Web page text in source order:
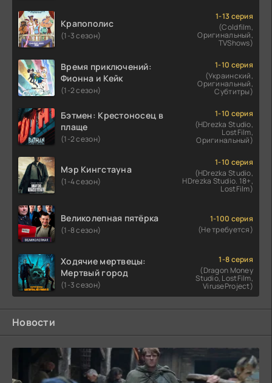
Крапополис
(1-3 сезон)
1-13 серия
(Coldfilm,
Оригинальный,
TVShows)
Время приключений:
Фионна и Кейк
(1-2 сезон)
1-10 серия
(Украинский,
Оригинальный,
Субтитры)
Бэтмен: Крестоносец в
плаще
(1-2 сезон)
1-10 серия
(HDrezka Studio,
LostFilm,
Оригинальный)
Мэр Кингстауна
(1-4 сезон)
1-10 серия
(HDrezka Studio,
HDrezka Studio. 18+,
LostFilm)
Великолепная пятёрка
(1-8 сезон)
1-100 серия
(Не требуется)
Ходячие мертвецы:
Мертвый город
(1-3 сезон)
1-8 серия
(Dragon Money
Studio, LostFilm,
ViruseProject)
Новости